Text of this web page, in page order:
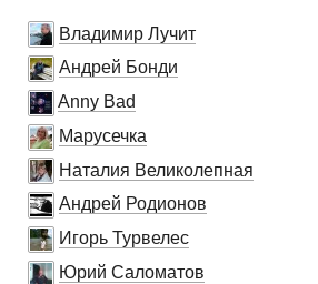
Владимир Лучит
Андрей Бонди
Anny Bad
Марусечка
Наталия Великолепная
Андрей Родионов
Игорь Турвелес
Юрий Саломатов